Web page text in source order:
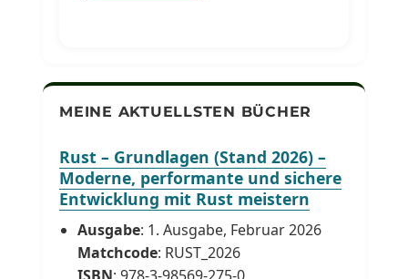
MEINE AKTUELLSTEN BÜCHER
Rust – Grundlagen (Stand 2026) –
Moderne, performante und sichere
Entwicklung mit Rust meistern
Ausgabe: 1. Ausgabe, Februar 2026
Matchcode: RUST_2026